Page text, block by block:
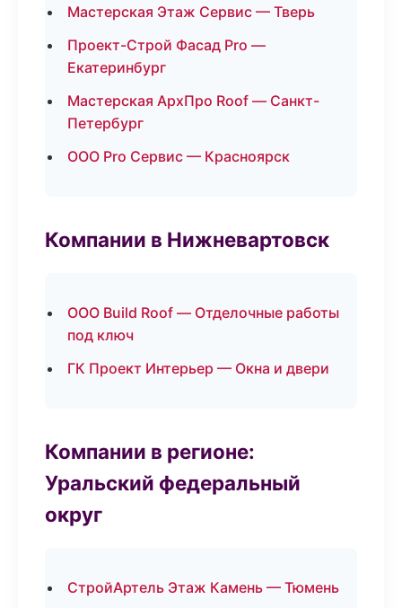
Мастерская Этаж Сервис — Тверь
Проект-Строй Фасад Pro —
Екатеринбург
Мастерская АрхПро Roof — Санкт-
Петербург
ООО Pro Сервис — Красноярск
Компании в Нижневартовск
ООО Build Roof — Отделочные работы
под ключ
ГК Проект Интерьер — Окна и двери
Компании в регионе:
Уральский федеральный
округ
СтройАртель Этаж Камень — Тюмень